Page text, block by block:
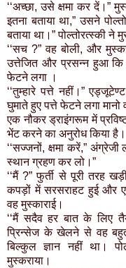
‘‘अच्छा, उसे क्षमा कर दें।”
इतना बताया था,” उसने
बताया था।” पोल्तोरत्स्की ने
‘‘सच ?” वह बोली, और
उत्तेजित और प्रसन्न हुआ कि
फेटने लगा ।
‘‘तुम्हारे पत्ते नहीं।”
घुमाते हुए पत्ते फेटने लगा
एक नौकर ड्राइंगरूम में
भेंट करने का अनुरोध किया है।
‘‘सज्जनों, क्षमा करें,”
स्थान ग्रहण कर लो।”
‘‘मैं ?” फुर्ती से पूरी तरह
कपड़ों में सरसराहट हुई और
वह मुस्काराई।
‘‘मैं सदैव हर बात के लिए
प्रिन्सेज के खेलने से वह
बिल्कुल ज्ञान नहीं था।
मुस्कराया।